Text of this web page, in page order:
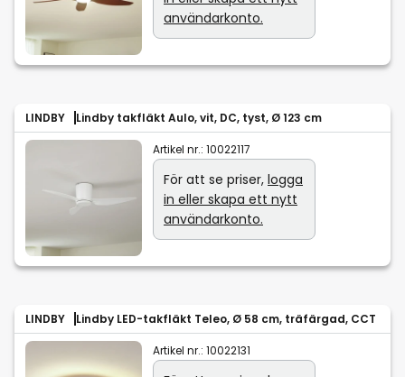
användarkonto.
LINDBY Lindby takfläkt Aulo, vit, DC, tyst, Ø 123 cm
Artikel nr.: 10022117
För att se priser, logga
in eller skapa ett nytt
användarkonto.
LINDBY Lindby LED-takfläkt Teleo, Ø 58 cm, träfärgad, CCT
Artikel nr.: 10022131